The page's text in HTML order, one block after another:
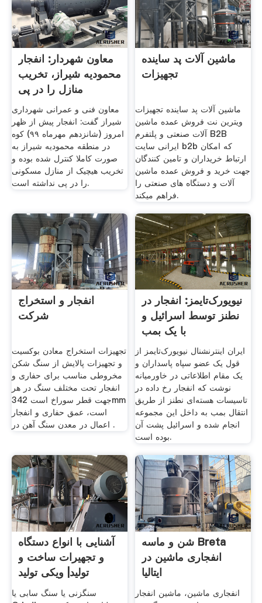
معاون شهردار: انفجار
محمودیه شیراز، تخریب
منازل را در پی
معاون فنی و عمرانی شهرداری
شیراز گفت: انفجار پیش از ظهر
امروز (شانزدهم مهرماه ۹۹) کوه
در منطقه محمودیه شیراز به
صورت کاملا کنترل شده بوده و
تخریب هیچیک از منازل مسکونی
را در پی نداشته است.
ماشین آلات پد ساینده
تجهیزات
ماشین آلات پد ساینده تجهیزات
ویترین نت فروش عمده ماشین
آلات صنعتی و پلتفرم B2B
ایرانی سایت b2b که امکان
ارتباط خریداران و تامین کنندگان
جهت خرید و فروش عمده ماشین
آلات و دستگاه های صنعتی را
فراهم میکند.
انفجار و استخراج
شرکت
تجهیزات استخراج معادن بوکسیت
و تجهیزات پالایش از سنگ شکن
مخروطی مناسب برای حفاری و
انفجار تحت مختلف سنگ در هر
جهت قطر سوراخ است 342mm
است، عمق حفاری و انفجار
اعمال در معدن سنگ آهن در .
نیویورک‌تایمز: انفجار در
نطنز توسط اسرائیل و
با یک بمب
ایران اینترنشنال نیویورک‌تایمز از
قول یک عضو سپاه پاسداران و
یک مقام اطلاعاتی در خاورمیانه
نوشت که انفجار رخ داده در
تاسیسات هسته‌ای نطنز از طریق
انتقال بمب به داخل این مجموعه
انجام شده و اسرائیل پشت آن
بوده است.
آشنایی با انواع دستگاه
و تجهیرات ساخت و
تولید| ویکی تولید
سنگزنی یا سنگ سابی یا
شن و ماسه Breta
انفجاری ماشین در
ایتالیا
انفجاری ماشین، ماشین انفجار